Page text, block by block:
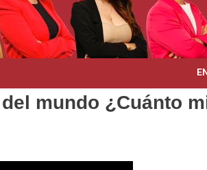
mundo ¿Cuánto